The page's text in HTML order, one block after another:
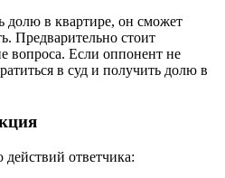
долю в квартире, он сможет
Предварительно стоит
вопроса. Если оппонент не
в суд и получить долю в
ответчика: